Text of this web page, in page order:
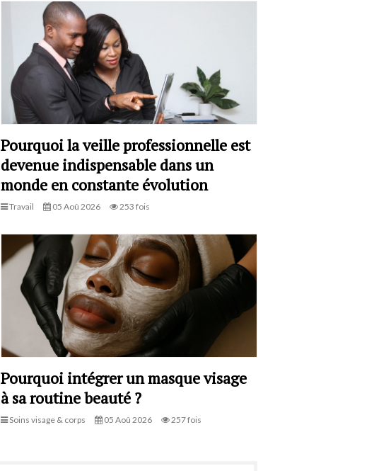
Pourquoi la veille professionnelle est
devenue indispensable dans un
monde en constante évolution
Travail 05 Aoû 2026 253 fois
Pourquoi intégrer un masque visage
à sa routine beauté ?
Soins visage & corps 05 Aoû 2026 257 fois